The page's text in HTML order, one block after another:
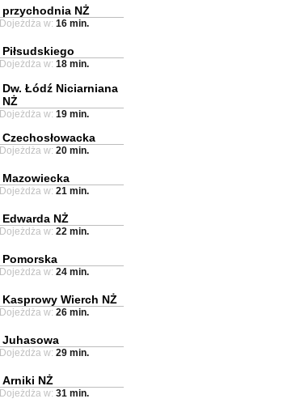
przychodnia NŻ
Dojeżdża w: 16 min.
Piłsudskiego
Dojeżdża w: 18 min.
Dw. Łódź Niciarniana
NŻ
Dojeżdża w: 19 min.
Czechosłowacka
Dojeżdża w: 20 min.
Mazowiecka
Dojeżdża w: 21 min.
Edwarda NŻ
Dojeżdża w: 22 min.
Pomorska
Dojeżdża w: 24 min.
Kasprowy Wierch NŻ
Dojeżdża w: 26 min.
Juhasowa
Dojeżdża w: 29 min.
Arniki NŻ
Dojeżdża w: 31 min.